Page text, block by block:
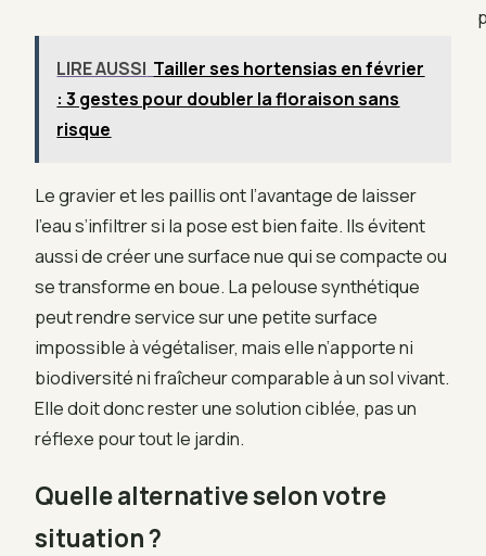
LIRE AUSSI Tailler ses hortensias en février
: 3 gestes pour doubler la floraison sans
risque
Le gravier et les paillis ont l’avantage de laisser
l’eau s’infiltrer si la pose est bien faite. Ils évitent
aussi de créer une surface nue qui se compacte ou
se transforme en boue. La pelouse synthétique
peut rendre service sur une petite surface
impossible à végétaliser, mais elle n’apporte ni
biodiversité ni fraîcheur comparable à un sol vivant.
Elle doit donc rester une solution ciblée, pas un
réflexe pour tout le jardin.
Quelle alternative selon votre
situation ?